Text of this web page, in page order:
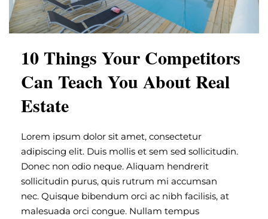
10 Things Your Competitors
Can Teach You About Real
Estate
Lorem ipsum dolor sit amet, consectetur
adipiscing elit. Duis mollis et sem sed sollicitudin.
Donec non odio neque. Aliquam hendrerit
sollicitudin purus, quis rutrum mi accumsan
nec. Quisque bibendum orci ac nibh facilisis, at
malesuada orci congue. Nullam tempus